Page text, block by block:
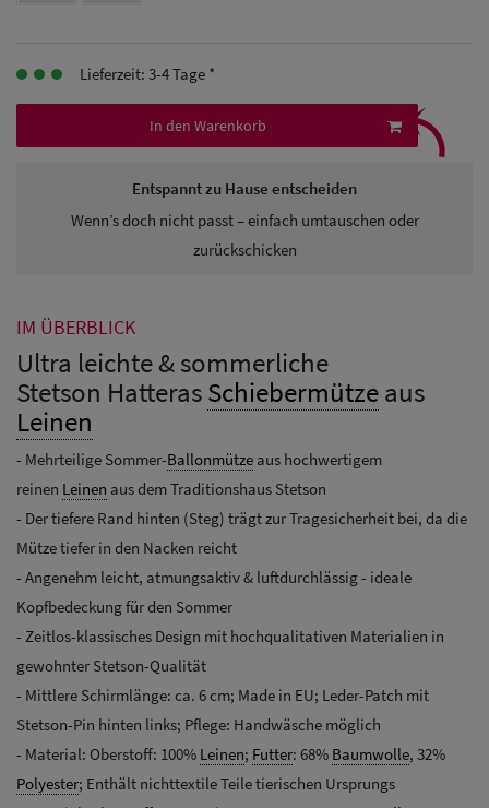
Herren
Sonnenschilder
Snapback Caps
Lieferzeit: 3-4 Tage *
In den Warenkorb
Entspannt zu Hause entscheiden
Wenn’s doch nicht passt – einfach umtauschen oder
zurückschicken
⤹
IM ÜBERBLICK
Ultra leichte & sommerliche
Stetson HatterasSchiebermützeaus
Leinen
- Mehrteilige Sommer-Ballonmütze aus hochwertigem
reinen Leinen aus dem Traditionshaus Stetson
- Der tiefere Rand hinten (Steg) trägt zur Tragesicherheit bei, da die
Mütze tiefer in den Nacken reicht
- Angenehm leicht, atmungsaktiv & luftdurchlässig - ideale
Kopfbedeckung für den Sommer
- Zeitlos-klassisches Design mit hochqualitativen Materialien in
gewohnter Stetson-Qualität
- Mittlere Schirmlänge: ca. 6 cm; Made in EU; Leder-Patch mit
Stetson-Pin hinten links; Pflege: Handwäsche möglich
- Material: Oberstoff: 100% Leinen; Futter: 68% Baumwolle, 32%
Polyester; Enthält nichttextile Teile tierischen Ursprungs